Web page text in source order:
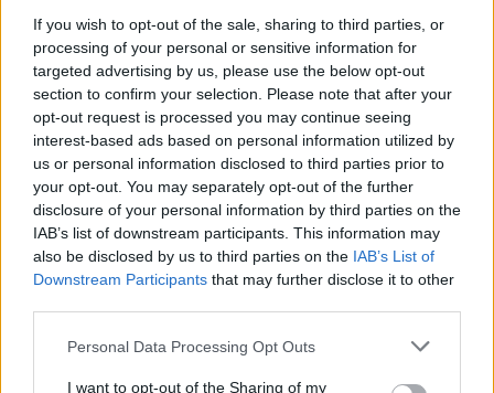
If you wish to opt-out of the sale, sharing to third parties, or
processing of your personal or sensitive information for
targeted advertising by us, please use the below opt-out
section to confirm your selection. Please note that after your
opt-out request is processed you may continue seeing
interest-based ads based on personal information utilized by
us or personal information disclosed to third parties prior to
your opt-out. You may separately opt-out of the further
disclosure of your personal information by third parties on the
IAB’s list of downstream participants. This information may
also be disclosed by us to third parties on the IAB’s List of
Downstream Participants that may further disclose it to other
Please note that this website/app uses one or more Google
not limited to your visit or usage behaviour. You may click to
Personal Data Processing Opt Outs
I want to opt-out of the Sharing of my